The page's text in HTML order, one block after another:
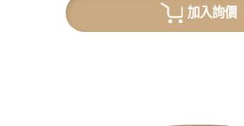
加入詢價